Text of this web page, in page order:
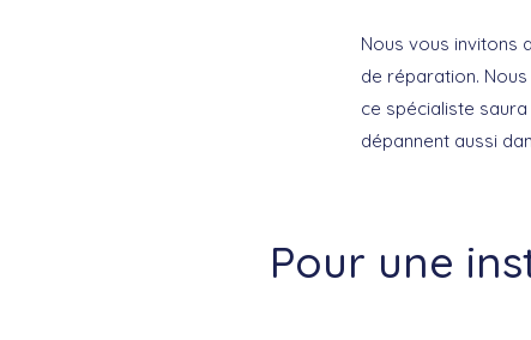
Nous vous invitons
de réparation.
ce spécialiste
dépannent aussi
Pour une